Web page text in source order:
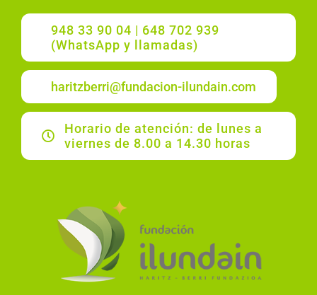
948 33 90 04 | 648 702 939
(WhatsApp y llamadas)
haritzberri@fundacion-ilundain.com
Horario de atención: de lunes a
viernes de 8.00 a 14.30 horas